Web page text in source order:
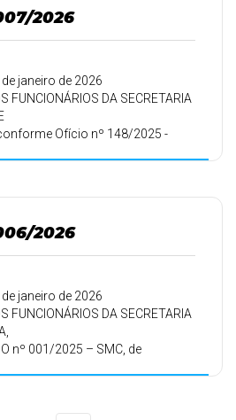
2026
janeiro de 2026
FUNCIONÁRIOS DA SECRETARIA
Ofício nº 148/2025 -
2026
janeiro de 2026
FUNCIONÁRIOS DA SECRETARIA
nº 001/2025 – SMC, de